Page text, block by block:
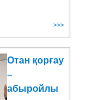
>>>
Отан қорғау
–
абыройлы